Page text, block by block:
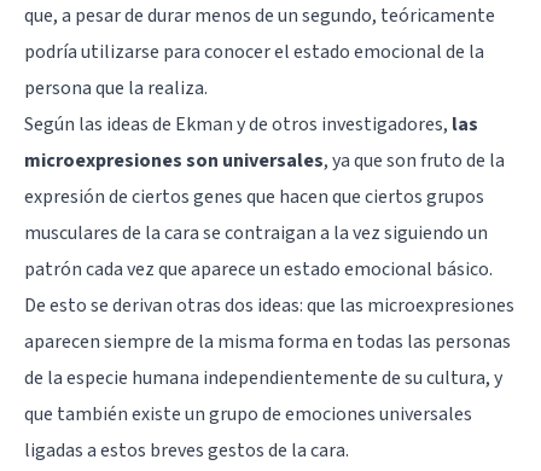
que, a pesar de durar menos de un segundo, teóricamente
podría utilizarse para conocer el estado emocional de la
persona que la realiza.
Según las ideas de Ekman y de otros investigadores, las
microexpresiones son universales, ya que son fruto de la
expresión de ciertos genes que hacen que ciertos grupos
musculares de la cara se contraigan a la vez siguiendo un
patrón cada vez que aparece un estado emocional básico.
De esto se derivan otras dos ideas: que las microexpresiones
aparecen siempre de la misma forma en todas las personas
de la especie humana independientemente de su cultura, y
que también existe un grupo de emociones universales
ligadas a estos breves gestos de la cara.